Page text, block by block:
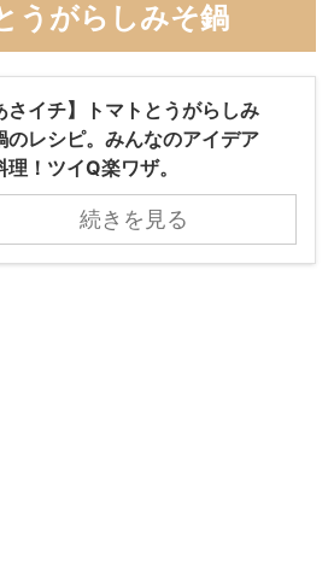
うがらしみそ鍋
さイチ】トマトとうがらしみ
のレシピ。みんなのアイデア
理！ツイQ楽ワザ。
続きを見る